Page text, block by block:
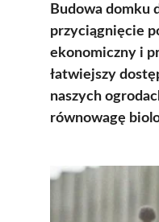
Budowa domku
przyciągnięcie
ekonomiczny i
łatwiejszy
naszych
równowagę